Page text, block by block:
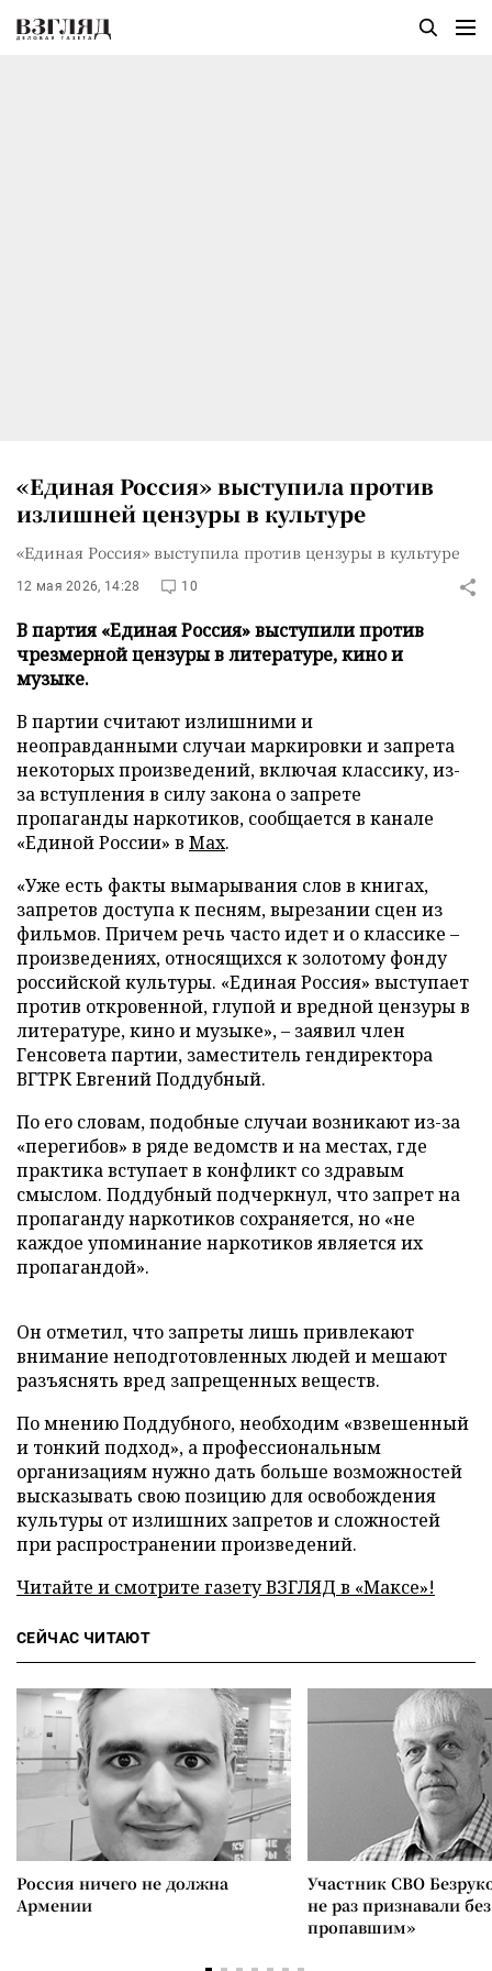
«Единая Россия» выступила против
излишней цензуры в культуре
«Единая Россия» выступила против цензуры в культуре
12 мая 2026, 14:28 10
В партия «Единая Россия» выступили против
чрезмерной цензуры в литературе, кино и
музыке.
В партии считают излишними и
неоправданными случаи маркировки и запрета
некоторых произведений, включая классику, из-
за вступления в силу закона о запрете
пропаганды наркотиков, сообщается в канале
«Единой России» в Max.
«Уже есть факты вымарывания слов в книгах,
запретов доступа к песням, вырезании сцен из
фильмов. Причем речь часто идет и о классике –
произведениях, относящихся к золотому фонду
российской культуры. «Единая Россия» выступает
против откровенной, глупой и вредной цензуры в
литературе, кино и музыке», – заявил член
Генсовета партии, заместитель гендиректора
ВГТРК Евгений Поддубный.
По его словам, подобные случаи возникают из-за
«перегибов» в ряде ведомств и на местах, где
практика вступает в конфликт со здравым
смыслом. Поддубный подчеркнул, что запрет на
пропаганду наркотиков сохраняется, но «не
каждое упоминание наркотиков является их
пропагандой».
Он отметил, что запреты лишь привлекают
внимание неподготовленных людей и мешают
разъяснять вред запрещенных веществ.
По мнению Поддубного, необходим «взвешенный
и тонкий подход», а профессиональным
организациям нужно дать больше возможностей
высказывать свою позицию для освобождения
культуры от излишних запретов и сложностей
при распространении произведений.
Читайте и смотрите газету ВЗГЛЯД в «Максе»!
СЕЙЧАС ЧИТАЮТ
Россия ничего не должна
Армении
Участник СВО
не раз признавали
пропавшим»